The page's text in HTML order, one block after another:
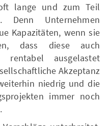
lange und zum Teil
Denn Unternehmen
Kapazitäten, wenn sie
dass diese auch
rentabel ausgelastet
Akzeptanz
niedrig und die
immer noch